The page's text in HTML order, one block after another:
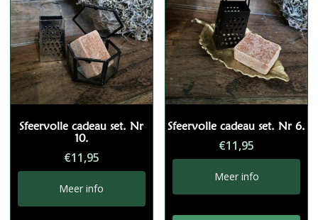
Sfeervolle cadeau set. Nr
10.
€11,95
Meer info
Sfeervolle cadeau set. Nr 6.
€11,95
Meer info